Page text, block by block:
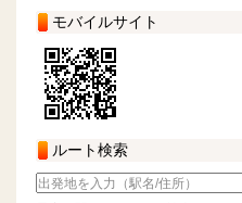
モバイルサイト
ルート検索